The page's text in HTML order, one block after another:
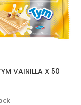
VAINILLA X 50